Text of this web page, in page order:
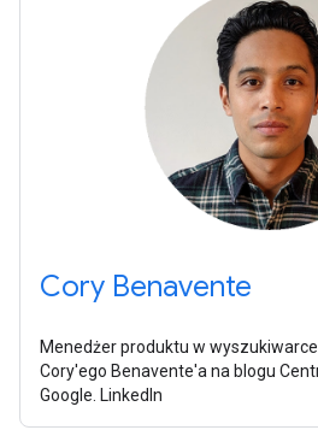
Cory Benavente
Menedżer produktu w
Cory'ego Benavente'a na blogu
Google. LinkedIn